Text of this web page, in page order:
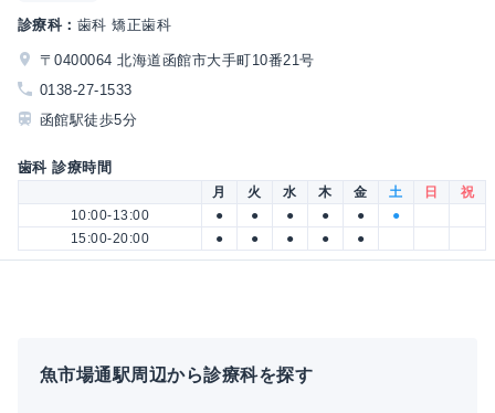
診療科： 歯科 矯正歯科
〒0400064 北海道函館市大手町10番21号
0138-27-1533
函館駅徒歩5分
歯科 診療時間
月 火 水 木 金 土 日
祝
10:00-13:00
● ● ● ● ●
●
15:00-20:00
● ● ● ● ●
魚市場通駅周辺から診療科を探す